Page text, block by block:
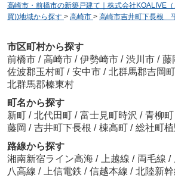
高崎市・前橋市の新築戸建て｜株式会社KOALIVE（
買))地域から探す > 高崎市 > 高崎市吉井町下長根
市区町村から探す
前橋市 / 高崎市 / 伊勢崎市 / 渋川市 / 藤
佐波郡玉村町 / 安中市 / 北群馬郡吉岡町
北群馬郡榛東村
町名から探す
新町 / 北代田町 / 富士見町時沢 / 青柳町
藤岡 / 吉井町下長根 / 棟高町 / 総社町植
路線から探す
湘南新宿ライン高海 / 上越線 / 両毛線 /
八高線 / 上信電鉄 / 信越本線 / 北陸新幹